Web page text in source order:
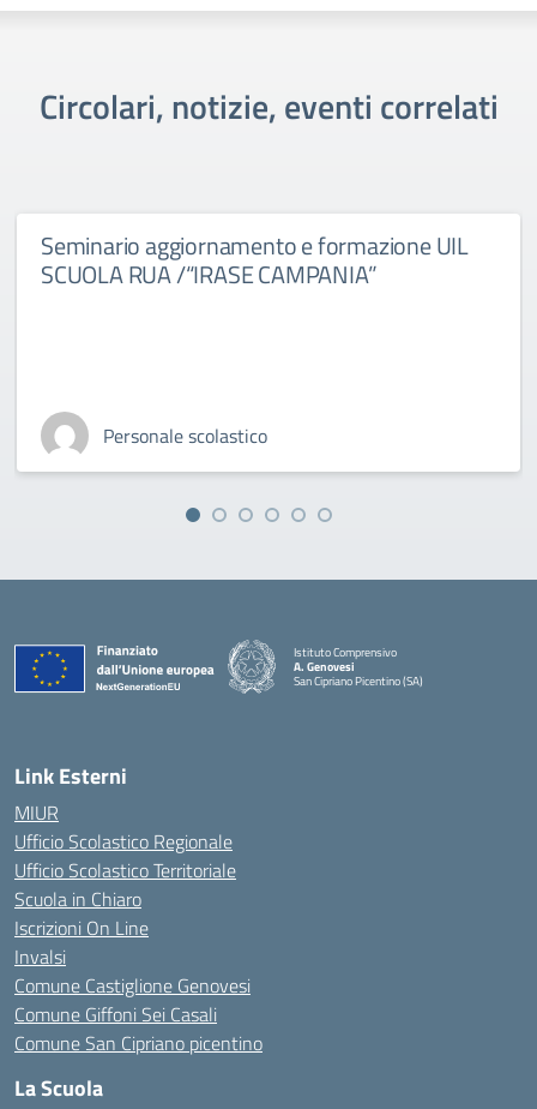
Circolari, notizie, eventi correlati
Seminario aggiornamento e formazione UIL
SCUOLA RUA /“IRASE CAMPANIA”
Personale scolastico
Istituto Comprensivo
A. Genovesi
San Cipriano Picentino (SA)
— Visita la pagina iniziale della scuola
Link Esterni
MIUR
Ufficio Scolastico Regionale
Ufficio Scolastico Territoriale
Scuola in Chiaro
Iscrizioni On Line
Invalsi
Comune Castiglione Genovesi
Comune Giffoni Sei Casali
Comune San Cipriano picentino
La Scuola